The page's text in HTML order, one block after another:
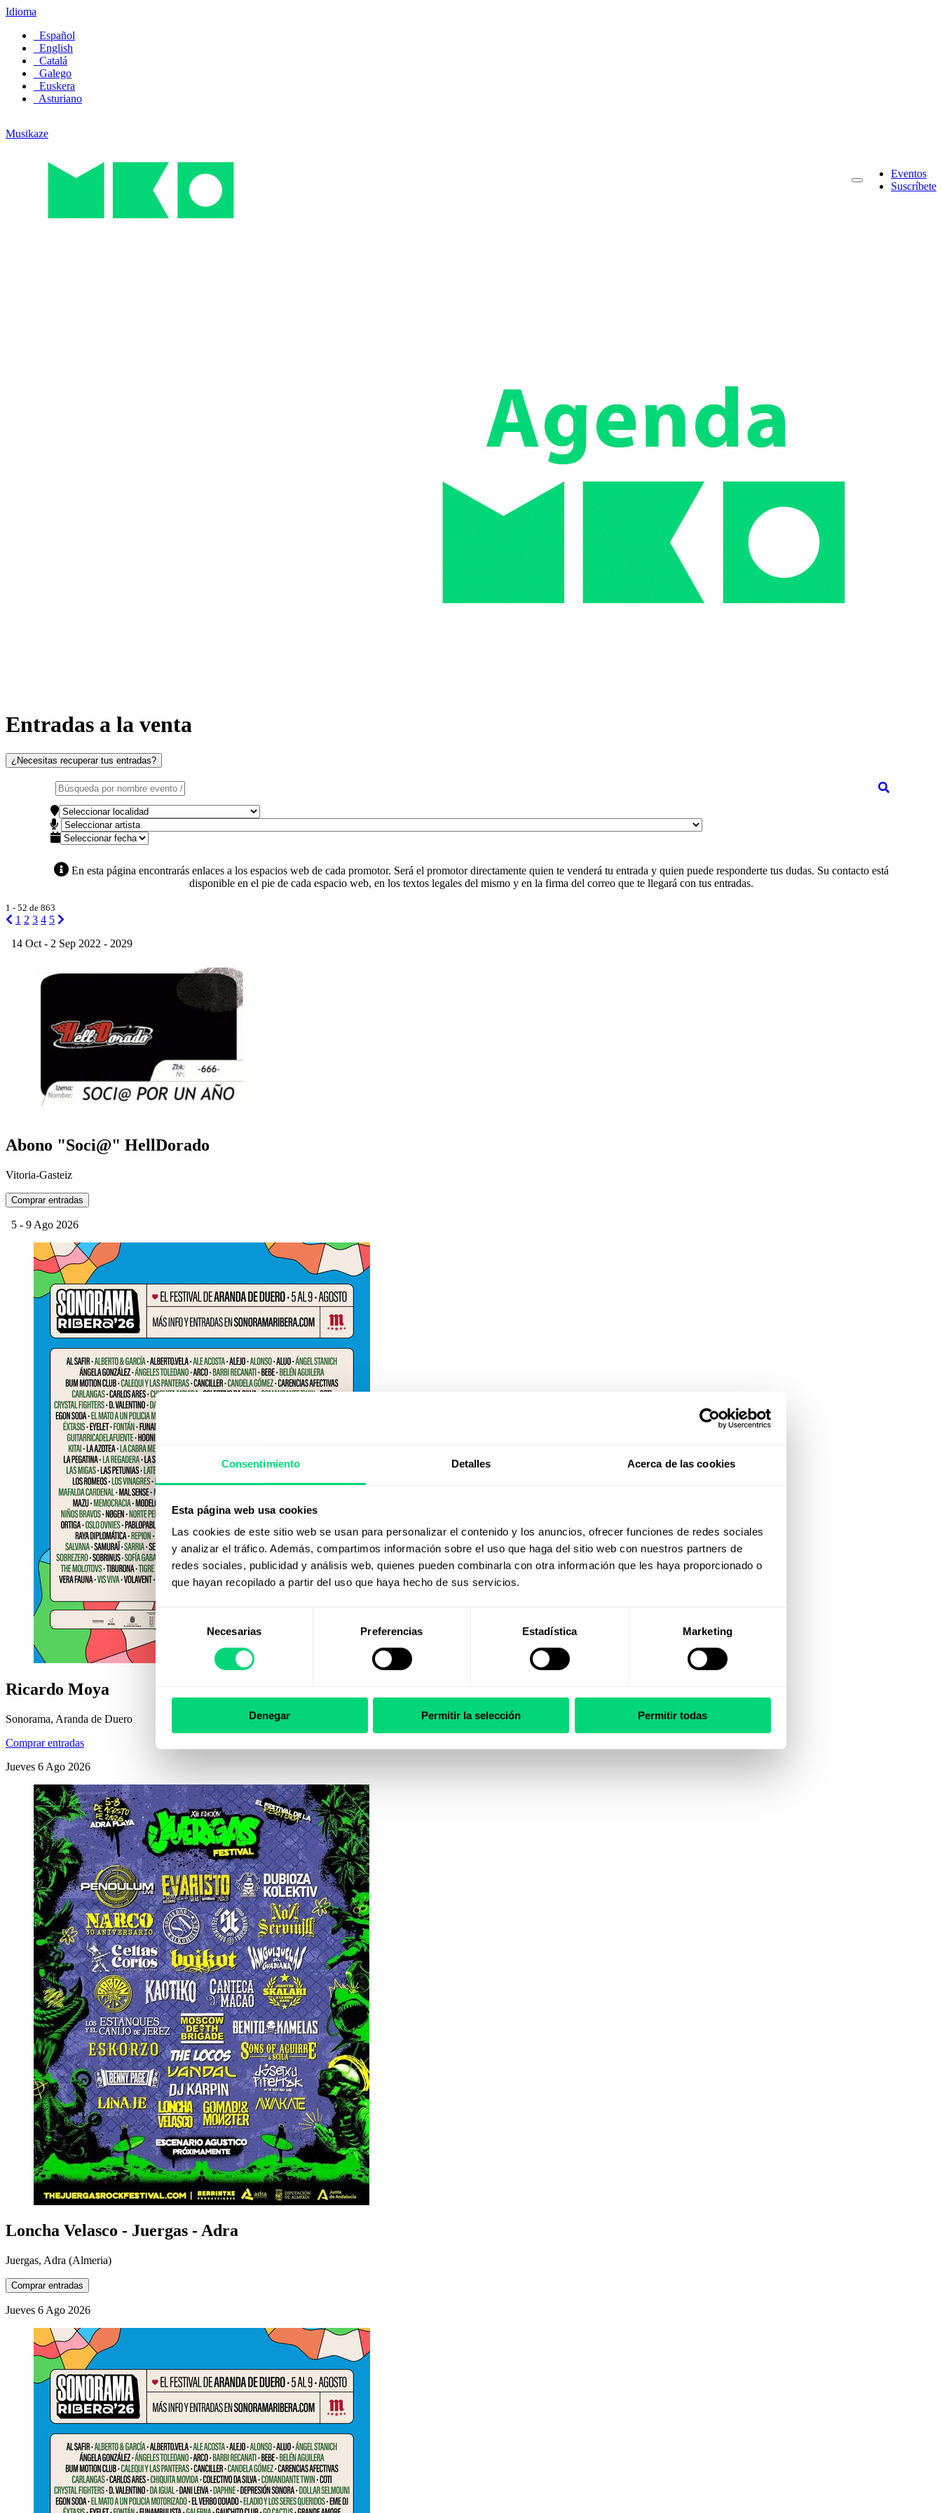
Consentimiento Detalles Acerca de las cookies
Esta página web usa cookies
Las cookies de este sitio web se usan para personalizar el contenido y los anuncios, ofrecer funciones de redes sociales
y analizar el tráfico. Además, compartimos información sobre el uso que haga del sitio web con nuestros partners de
redes sociales, publicidad y análisis web, quienes pueden combinarla con otra información que les haya proporcionado o
que hayan recopilado a partir del uso que haya hecho de sus servicios.
Selección
de
consentimiento
Necesarias Preferencias Estadística Marketing
Denegar Permitir la selección Permitir todas
Idioma
Español
English
Catalá
Galego
Euskera
Asturiano
Musikaze
Eventos
Suscríbete
Entradas a la venta
¿Necesitas recuperar tus entradas?
En esta página encontrarás enlaces a los espacios web de cada promotor. Será el promotor directamente quien te venderá tu entrada y quien puede responderte tus dudas. Su contacto está
disponible en el pie de cada espacio web, en los textos legales del mismo y en la firma del correo que te llegará con tus entradas.
1 - 52 de 863
1 2 3 4 5
14 Oct - 2 Sep 2022 - 2029
Abono "Soci@" HellDorado
Vitoria-Gasteiz
Comprar entradas
5 - 9 Ago 2026
Ricardo Moya
Sonorama, Aranda de Duero
Comprar entradas
Jueves 6 Ago 2026
Loncha Velasco - Juergas - Adra
Juergas, Adra (Almeria)
Comprar entradas
Jueves 6 Ago 2026